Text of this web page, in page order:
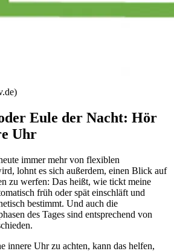
Eule der Nacht: Hör
Uhr
immer mehr von flexiblen
lohnt es sich außerdem, einen Blick auf
zu werfen: Das heißt, wie tickt meine
früh oder spät einschläft und
bestimmt. Und auch die
des Tages sind entsprechend von
innere Uhr zu achten, kann das helfen,